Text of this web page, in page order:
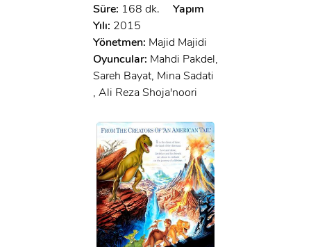
Süre: 168 dk.
Yapım
Yılı: 2015
Yönetmen: Majid Majidi
Oyuncular: Mahdi Pakdel,
Sareh Bayat, Mina Sadati
, Ali Reza Shoja'noori